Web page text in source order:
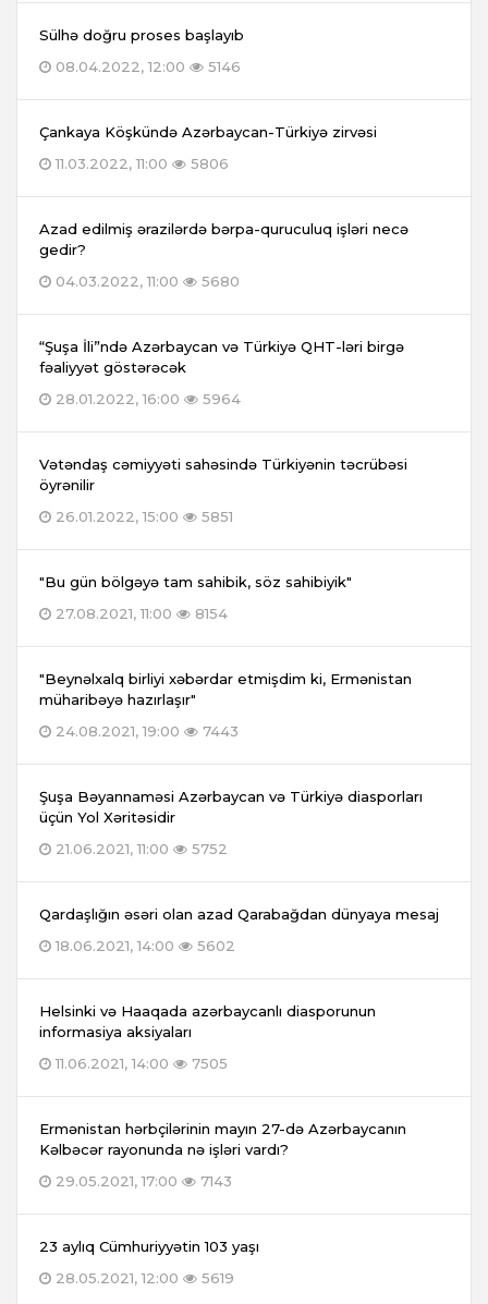
Sülhə doğru proses başlayıb
08.04.2022, 12:00
5146
Çankaya Köşkündə Azərbaycan-Türkiyə zirvəsi
11.03.2022, 11:00
5806
Azad edilmiş ərazilərdə bərpa-quruculuq işləri necə
gedir?
04.03.2022, 11:00
5680
“Şuşa İli”ndə Azərbaycan və Türkiyə QHT-ləri birgə
fəaliyyət göstərəcək
28.01.2022, 16:00
5964
Vətəndaş cəmiyyəti sahəsində Türkiyənin təcrübəsi
öyrənilir
26.01.2022, 15:00
5851
"Bu gün bölgəyə tam sahibik, söz sahibiyik"
27.08.2021, 11:00
8154
"Beynəlxalq birliyi xəbərdar etmişdim ki, Ermənistan
müharibəyə hazırlaşır"
24.08.2021, 19:00
7443
Şuşa Bəyannaməsi Azərbaycan və Türkiyə diasporları
üçün Yol Xəritəsidir
21.06.2021, 11:00
5752
Qardaşlığın əsəri olan azad Qarabağdan dünyaya mesaj
18.06.2021, 14:00
5602
Helsinki və Haaqada azərbaycanlı diasporunun
informasiya aksiyaları
11.06.2021, 14:00
7505
Ermənistan hərbçilərinin mayın 27-də Azərbaycanın
Kəlbəcər rayonunda nə işləri vardı?
29.05.2021, 17:00
7143
23 aylıq Cümhuriyyətin 103 yaşı
28.05.2021, 12:00
5619